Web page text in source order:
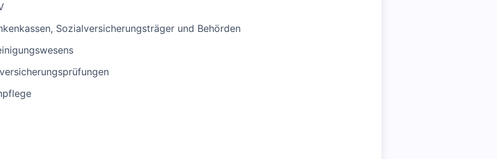
Sozialversicherungsträger und Behörden